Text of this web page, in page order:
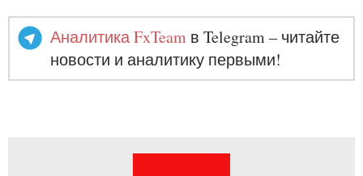
Аналитика FxTeam в Telegram – читайте
новости и аналитику первыми!